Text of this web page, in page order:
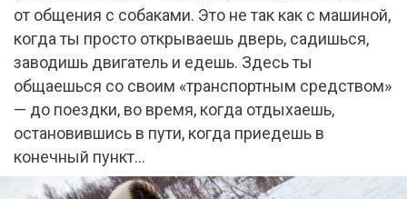
от общения с собаками. Это не так как с машиной,
когда ты просто открываешь дверь, садишься,
заводишь двигатель и едешь. Здесь ты
общаешься со своим «транспортным средством»
— до поездки, во время, когда отдыхаешь,
остановившись в пути, когда приедешь в
конечный пункт…